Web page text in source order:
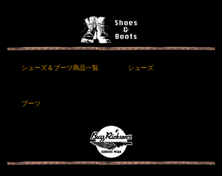
シューズ＆ブーツ商品一覧 シューズ
ブーツ